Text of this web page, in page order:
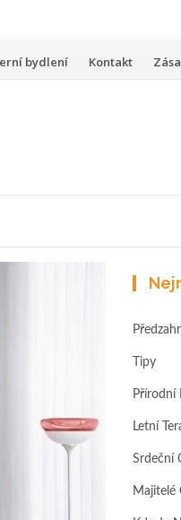
bydlení Kontakt
Tipy
Přírodní
Letní
Srdeční
Majitelé